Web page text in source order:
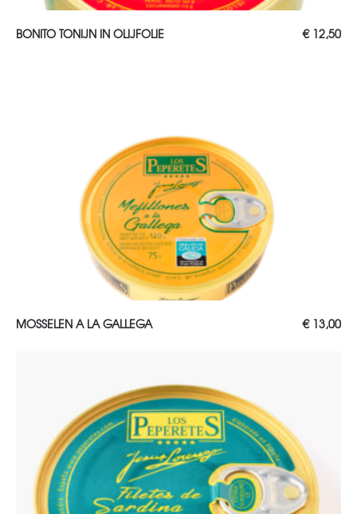
TOEVOEGEN AAN WINKELWAGEN
BONITO TONIJN IN OLIJFOLIE €12,50
TOEVOEGEN AAN WINKELWAGEN
MOSSELEN A LA GALLEGA €13,00